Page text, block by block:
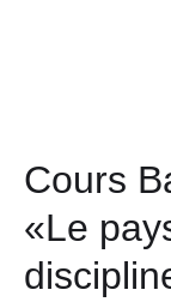
Cours
«Le